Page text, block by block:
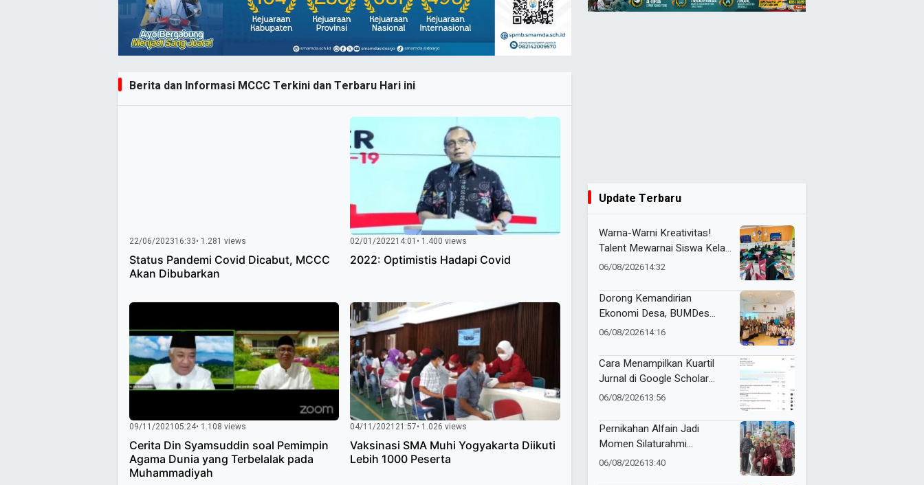
Berita dan Informasi MCCC Terkini dan Terbaru Hari ini
22/06/202316:33• 1.281 views
Status Pandemi Covid Dicabut, MCCC
Akan Dibubarkan
02/01/202214:01 • 1.400 views
2022: Optimistis Hadapi Covid
09/11/202105:24• 1.108 views
Cerita Din Syamsuddin soal Pemimpin
Agama Dunia yang Terbelalak pada
Muhammadiyah
04/11/2021 21:57• 1.026 views
Vaksinasi SMA Muhi Yogyakarta Diikuti
Lebih 1000 Peserta
Update Terbaru
Warna-Warni Kreativitas!
Talent Mewarnai Siswa Kelas
1 SD Mumtaz Penuh
06/08/202614:32
Dorong Kemandirian
Ekonomi Desa, BUMDes
Kuwik Kediri Terima Hibah
Biomassa Briqpress
06/08/202614:16
Cara Menampilkan Kuartil
Jurnal di Google Scholar
Otomatis
06/08/202613:56
Pernikahan Alfain Jadi
Momen Silaturahmi
Wartawan Muhammadiyah
06/08/202613:40